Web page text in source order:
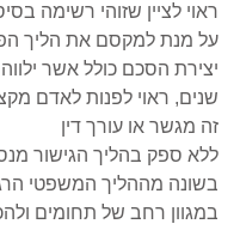
ראוי לציין שזוהי רשימה
על מנת למקסם את הליך
יצירת הסכם כולל אשר
שנים, ראוי לפנות לאדם
זה מגשר או עורך דין
ללא ספק בהליך הגישור
בשונה מההליך המשפטי
במגוון רחב של תחומים